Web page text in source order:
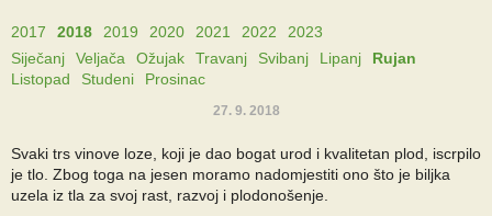
2017 2018 2019 2020 2021 2022
2023
Siječanj
Veljača Ožujak Travanj Svibanj Lipanj
Rujan
Listopad
Studeni Prosinac
27. 9. 2018
Svaki trs vinove loze, koji je dao bogat urod i kvalitetan plod, iscrpilo
je tlo. Zbog toga na jesen moramo nadomjestiti ono što je biljka
uzela iz tla za svoj rast, razvoj i plodonošenje.